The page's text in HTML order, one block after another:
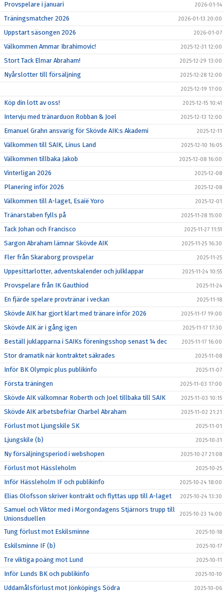
Provspelare i januari 2026-01-14
Träningsmatcher 2026 2026-01-13 20:00
Uppstart säsongen 2026 2026-01-07
Välkommen Ammar Ibrahimovic! 2025-12-31 12:00
Stort Tack Elmar Abraham! 2025-12-29 13:00
Nyårslotter till försäljning 2025-12-28 12:00
2025-12-19 17:00
Köp din lott av oss! 2025-12-15 10:41
Intervju med tränarduon Robban & Joel 2025-12-13 12:00
Emanuel Grahn ansvarig för Skövde AIK:s Akademi 2025-12-11
Välkommen till SAIK, Linus Land 2025-12-10 16:05
Välkommen tillbaka Jakob 2025-12-08 16:00
Vinterligan 2026 2025-12-08
Planering inför 2026 2025-12-08
Välkommen till A-laget, Esaië Yoro 2025-12-01
Tränarstaben fylls på 2025-11-28 15:00
Tack Johan och Francisco 2025-11-27 11:51
Sargon Abraham lämnar Skövde AIK 2025-11-25 16:30
Fler från Skaraborg provspelar 2025-11-25
Uppesittarlotter, adventskalender och julklappar 2025-11-24 10:55
Provspelare från IK Gauthiod 2025-11-24
En fjärde spelare provtränar i veckan 2025-11-18
Skövde AIK har gjort klart med tränare inför 2026 2025-11-17 19:00
Skövde AIK är i gång igen 2025-11-17 17:30
Beställ juklapparna i SAIKs föreningsshop senast 14 dec 2025-11-17 16:00
Stor dramatik när kontraktet säkrades 2025-11-08
Inför BK Olympic plus publikinfo 2025-11-07
Första träningen 2025-11-03 17:00
Skövde AIK välkomnar Roberth och Joel tillbaka till SAIK 2025-11-03 10:15
Skövde AIK arbetsbefriar Charbel Abraham 2025-11-02 21:21
Förlust mot Ljungskile SK 2025-11-01
Ljungskile (b) 2025-10-31
Ny försäljningsperiod i webshopen 2025-10-27 21:08
Förlust mot Hässleholm 2025-10-25
Inför Hässleholm IF och publikinfo 2025-10-24 18:00
Elias Olofsson skriver kontrakt och flyttas upp till A-laget 2025-10-24 13:30
Samuel och Viktor med i Morgondagens Stjärnors trupp till
Unionsduellen
2025-10-23 14:00
Tung förlust mot Eskilsminne 2025-10-18
Eskilsminne IF (b) 2025-10-17
Tre viktiga poäng mot Lund 2025-10-11
Inför Lunds BK och publikinfo 2025-10-10
Uddamålsförlust mot Jönköpings Södra 2025-10-06